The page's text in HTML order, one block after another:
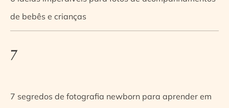
de bebês e crianças
7
7 segredos de fotografia newborn para aprender em